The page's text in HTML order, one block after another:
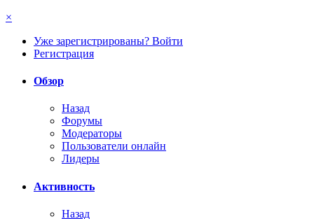
×
Уже зарегистрированы? Войти
Регистрация
Обзор
Назад
Форумы
Модераторы
Пользователи онлайн
Лидеры
Активность
Назад